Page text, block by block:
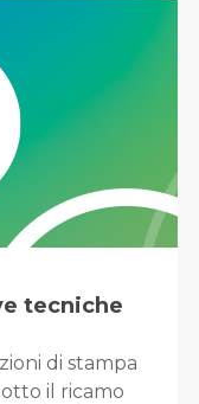
tecniche
di stampa
il ricamo